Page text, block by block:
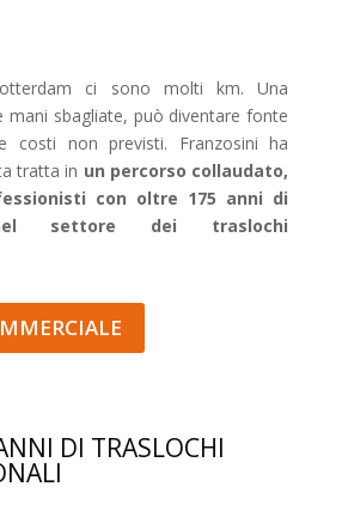
ci sono molti km. Una
mani sbagliate, può diventare fonte
costi non previsti. Franzosini ha
tratta in un percorso collaudato,
con oltre 175 anni di
settore dei traslochi
DI TRASLOCHI